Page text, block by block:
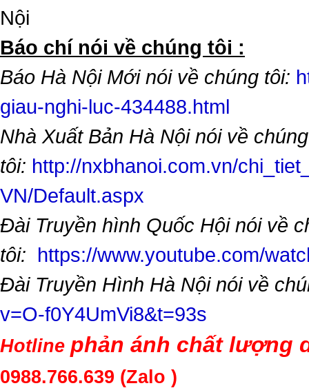
Nội
​Báo chí nói về chúng tôi :
Báo Hà Nội Mới nói về chúng tôi:
giau-nghi-luc-434488.html
Nhà Xuất Bản Hà Nội nói về chúng
tôi: http://nxbhanoi.com.vn/
VN/Default.aspx
Đài Truyền hình Quốc Hội nói về
tôi: https://www.youtube.com/
Đài Truyền Hình Hà Nội nói về
v=O-f0Y4UmVi8&t=93s
Hotline phản ánh chất lượng
0988.766.639 (Zalo )